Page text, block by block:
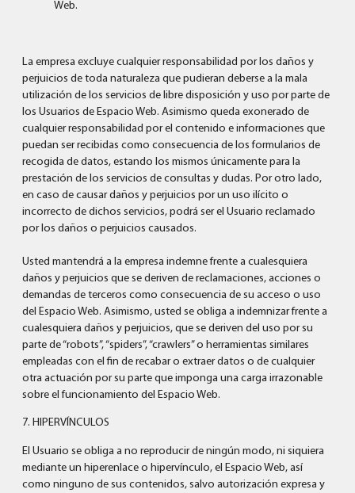
Web.
La empresa excluye cualquier responsabilidad por los daños y
perjuicios de toda naturaleza que pudieran deberse a la mala
utilización de los servicios de libre disposición y uso por parte de
los Usuarios de Espacio Web. Asimismo queda exonerado de
cualquier responsabilidad por el contenido e informaciones que
puedan ser recibidas como consecuencia de los formularios de
recogida de datos, estando los mismos únicamente para la
prestación de los servicios de consultas y dudas. Por otro lado,
en caso de causar daños y perjuicios por un uso ilícito o
incorrecto de dichos servicios, podrá ser el Usuario reclamado
por los daños o perjuicios causados.
Usted mantendrá a la empresa indemne frente a cualesquiera
daños y perjuicios que se deriven de reclamaciones, acciones o
demandas de terceros como consecuencia de su acceso o uso
del Espacio Web. Asimismo, usted se obliga a indemnizar frente a
cualesquiera daños y perjuicios, que se deriven del uso por su
parte de “robots”, “spiders”, “crawlers” o herramientas similares
empleadas con el fin de recabar o extraer datos o de cualquier
otra actuación por su parte que imponga una carga irrazonable
sobre el funcionamiento del Espacio Web.
7. HIPERVÍNCULOS
El Usuario se obliga a no reproducir de ningún modo, ni siquiera
mediante un hiperenlace o hipervínculo, el Espacio Web, así
como ninguno de sus contenidos, salvo autorización expresa y